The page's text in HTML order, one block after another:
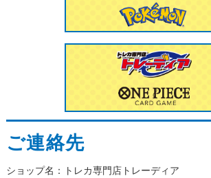
ご連絡先
ショップ名：トレカ専門店トレーディア